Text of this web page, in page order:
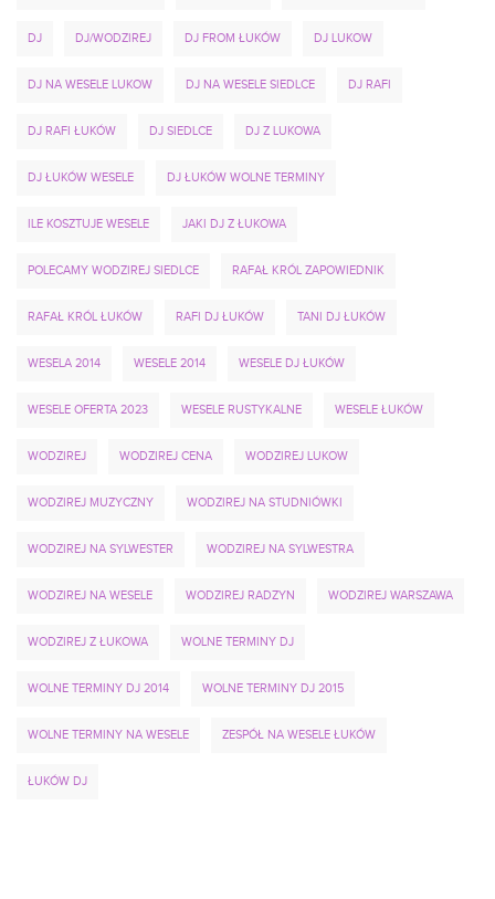
DJ DJ/WODZIREJ DJ FROM ŁUKÓW DJ LUKOW
DJ NA WESELE LUKOW DJ NA WESELE SIEDLCE DJ RAFI
DJ RAFI ŁUKÓW DJ SIEDLCE DJ Z LUKOWA
DJ ŁUKÓW WESELE DJ ŁUKÓW WOLNE TERMINY
ILE KOSZTUJE WESELE JAKI DJ Z ŁUKOWA
POLECAMY WODZIREJ SIEDLCE RAFAŁ KRÓL ZAPOWIEDNIK
RAFAŁ KRÓL ŁUKÓW RAFI DJ ŁUKÓW TANI DJ ŁUKÓW
WESELA 2014 WESELE 2014 WESELE DJ ŁUKÓW
WESELE OFERTA 2023 WESELE RUSTYKALNE WESELE ŁUKÓW
WODZIREJ WODZIREJ CENA WODZIREJ LUKOW
WODZIREJ MUZYCZNY WODZIREJ NA STUDNIÓWKI
WODZIREJ NA SYLWESTER WODZIREJ NA SYLWESTRA
WODZIREJ NA WESELE WODZIREJ RADZYN WODZIREJ WARSZAWA
WODZIREJ Z ŁUKOWA WOLNE TERMINY DJ
WOLNE TERMINY DJ 2014 WOLNE TERMINY DJ 2015
WOLNE TERMINY NA WESELE ZESPÓŁ NA WESELE ŁUKÓW
ŁUKÓW DJ